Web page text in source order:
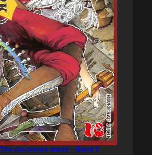
clockwork world – Band 2